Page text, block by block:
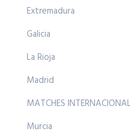
Extremadura
Galicia
La Rioja
Madrid
MATCHES
Murcia